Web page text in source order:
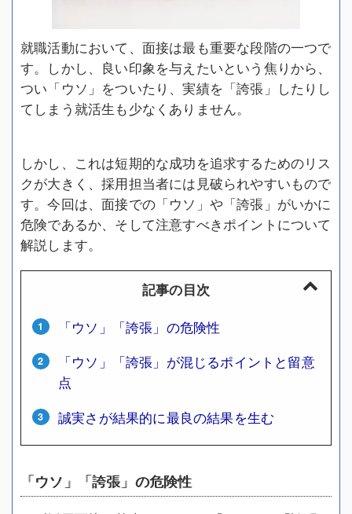
就職活動において、面接は最も重要な段階の一つで
す。しかし、良い印象を与えたいという焦りから、
つい「ウソ」をついたり、実績を「誇張」したりし
てしまう就活生も少なくありません。
しかし、これは短期的な成功を追求するためのリス
クが大きく、採用担当者には見破られやすいもので
す。今回は、面接での「ウソ」や「誇張」がいかに
危険であるか、そして注意すべきポイントについて
解説します。
記事の目次
「ウソ」「誇張」の危険性
「ウソ」「誇張」が混じるポイントと留意
点
誠実さが結果的に最良の結果を生む
「ウソ」「誇張」の危険性